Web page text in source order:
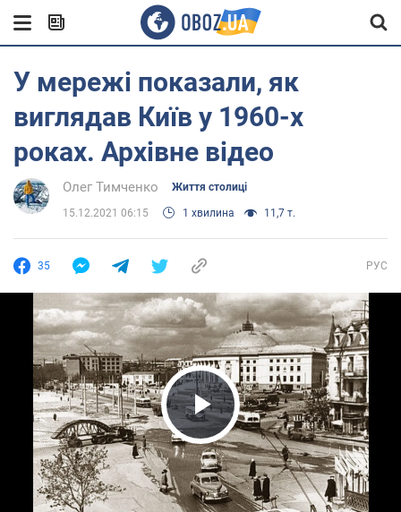
У мережі показали, як
виглядав Київ у 1960-х
роках. Архівне відео
Олег Тимченко Життя столиці
15.12.2021 06:15 1 хвилина 11,7 т.
35 РУС
Play Video